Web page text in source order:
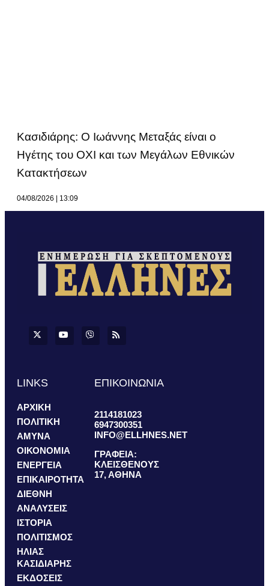
Κασιδιάρης: Ο Ιωάννης Μεταξάς είναι ο
Ηγέτης του ΟΧΙ και των Μεγάλων Εθνικών
Κατακτήσεων
04/08/2026 13:09
LINKS
ΑΡΧΙΚΗ
ΠΟΛΙΤΙΚΗ
ΑΜΥΝΑ
ΟΙΚΟΝΟΜΙΑ
ΕΝΕΡΓΕΙΑ
ΕΠΙΚΑΙΡΟΤΗΤΑ
ΔΙΕΘΝΗ
ΑΝΑΛΥΣΕΙΣ
ΙΣΤΟΡΙΑ
ΠΟΛΙΤΙΣΜΟΣ
ΗΛΙΑΣ
ΚΑΣΙΔΙΑΡΗΣ
ΕΚΔΟΣΕΙΣ
ΕΠΙΚΟΙΝΩΝΙΑ
2114181023
6947300351
INFO@ELLHNES.NET
ΓΡΑΦΕΙΑ:
ΚΛΕΙΣΘΕΝΟΥΣ
17, ΑΘΗΝΑ